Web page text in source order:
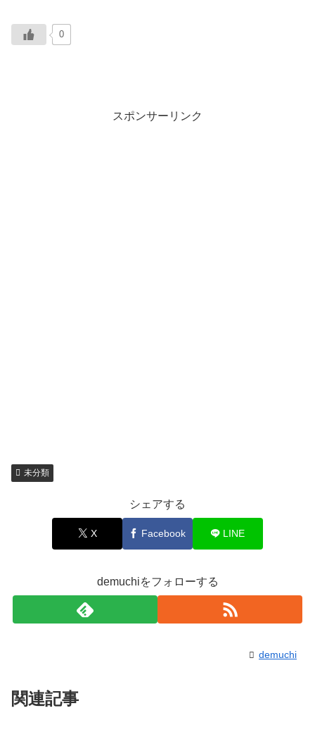
0
スポンサーリンク
未分類
シェアする
X Facebook LINE
demuchiをフォローする
demuchi
関連記事